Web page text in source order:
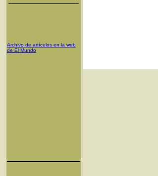
Archivo de artículos en la web
de El Mundo